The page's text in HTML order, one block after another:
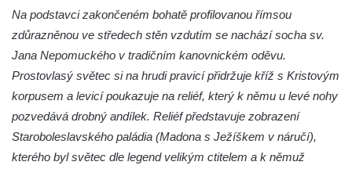
Sousoší Kalvárie před klášterem
dominikánů u Piaristického náměstí v
Českých Budějovicích
Socha svatého Václava u pramene v
Semilech
Pamětní deska Tomáše Garrigue Masaryka
Na podstavci zakončeném bohatě profilovanou římsou
zdůrazněnou ve středech stěn vzdutím se nachází socha sv.
Jana Nepomuckého v tradičním kanovnickém oděvu.
Prostovlasý světec si na hrudi pravicí přidržuje kříž s Kristovým
korpusem a levicí poukazuje na reliéf, který k němu u levé nohy
pozvedává drobný andílek. Reliéf představuje zobrazení
Staroboleslavského paládia (Madona s Ježíškem v náručí),
kterého byl světec dle legend velikým ctitelem a k němuž